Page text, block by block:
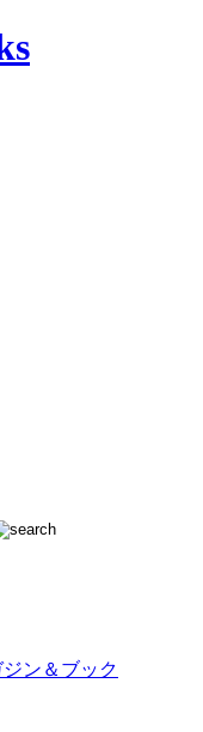
ン＆ブック